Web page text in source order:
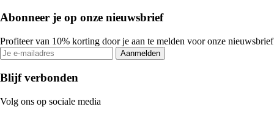
Abonneer je op onze nieuwsbrief
Profiteer van 10% korting door je aan te melden voor onze nieuwsbrief
Aanmelden
Blijf verbonden
Volg ons op sociale media